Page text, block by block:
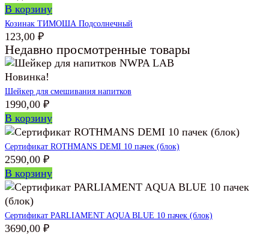
В корзину
Козинак ТИМОША Подсолнечный
123,00 ₽
Недавно просмотренные товары
Новинка!
Шейкер для смешивания напитков
1990,00 ₽
В корзину
Сертификат ROTHMANS DEMI 10 пачек (блок)
2590,00 ₽
В корзину
Сертификат PARLIAMENT AQUA BLUE 10 пачек (блок)
3690,00 ₽